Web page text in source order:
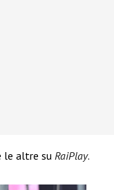
le altre su RaiPlay.